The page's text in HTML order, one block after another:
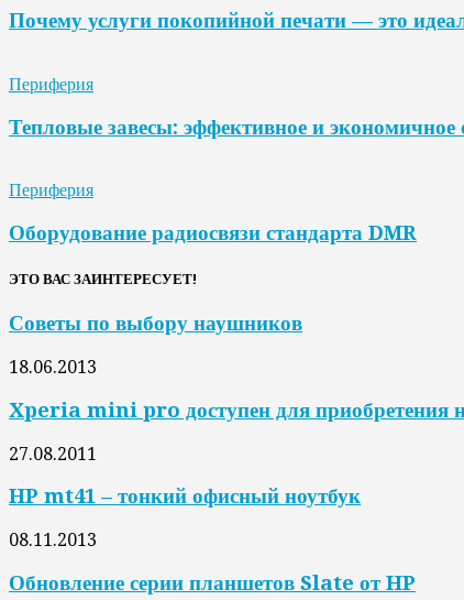
Почему услуги покопийной печати — это
Периферия
Тепловые завесы: эффективное и
Периферия
Оборудование радиосвязи стандарта DMR
ЭТО ВАС ЗАИНТЕРЕСУЕТ!
Советы по выбору наушников
18.06.2013
Xperia mini pro доступен для приобретения
27.08.2011
HP mt41 – тонкий офисный ноутбук
08.11.2013
Обновление серии планшетов Slate от HP